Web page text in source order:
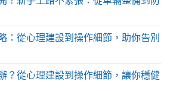
：從心理建設到操作細節，助你告別
？從心理建設到操作細節，讓你穩健